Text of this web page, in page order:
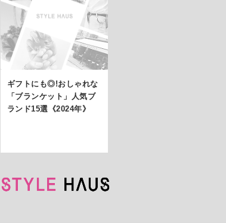
ギフトにも◎!おしゃれな
「ブランケット」人気ブ
ランド15選《2024年》